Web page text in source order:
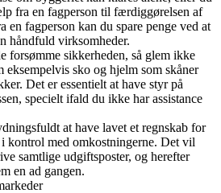
fra en fagperson til færdiggørelsen af
fagperson kan du spare penge ved at
håndfuld virksomheder.
forsømme sikkerheden, så glem ikke
sko og hjelm som skåner
Det er essentielt at have styr på
specielt ifald du ikke har assistance
at have lavet et regnskab for
kontrol med omkostningerne. Det vil
samtlige udgiftsposter, og herefter
en ad gangen.